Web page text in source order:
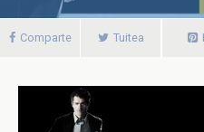
Comparte Tuitea